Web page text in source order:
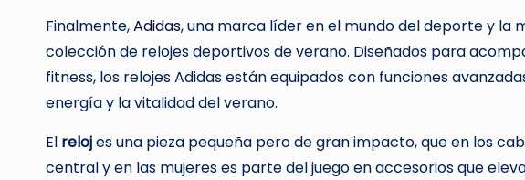
Finalmente,Adidas, una marca líder en el mundo del deporte y la
colección de relojes deportivos de verano. Diseñados para
fitness, los relojes Adidas están equipados con funciones
energía y la vitalidad del verano.
El relojes una pieza pequeña pero de gran impacto, que en los
central y en las mujeres es parte del juego en accesorios que